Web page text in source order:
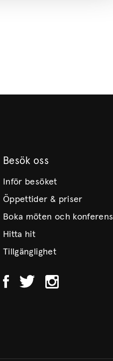
Besök oss
Inför besöket
Öppettider & priser
Boka möten och konferens
Hitta hit
Tillgänglighet